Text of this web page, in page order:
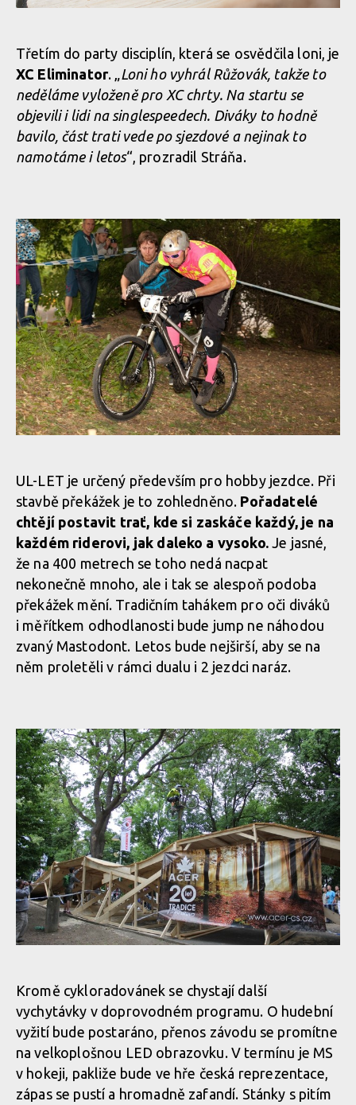
Třetím do party disciplín, která se osvědčila loni, je
XC Eliminator. „
Loni ho vyhrál Růžovák, takže to
neděláme vyloženě pro XC chrty. Na startu se
objevili i lidi na singlespeedech. Diváky to hodně
bavilo, část trati vede po sjezdové a nejinak to
namotáme i letos“, prozradil Stráňa.
UL-LET je určený především pro hobby jezdce. Při
stavbě překážek je to zohledněno. Pořadatelé
chtějí postavit trať, kde si zaskáče každý, je na
každém riderovi, jak daleko a vysoko.Je jasné,
že na 400 metrech se toho nedá nacpat
nekonečně mnoho, ale i tak se alespoň podoba
překážek mění. Tradičním tahákem pro oči diváků
i měřítkem odhodlanosti bude jump ne náhodou
zvaný Mastodont. Letos bude nejširší, aby se na
něm proletěli v rámci dualu i 2 jezdci naráz.
Kromě cykloradovánek se chystají další
vychytávky v doprovodném programu. O hudební
vyžití bude postaráno, přenos závodu se promítne
na velkoplošnou LED obrazovku. V termínu je MS
v hokeji, pakliže bude ve hře česká reprezentace,
zápas se pustí a hromadně zafandí. Stánky s pitím